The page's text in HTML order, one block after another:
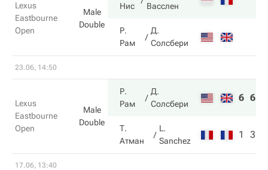
Lexus
Eastbourne
Open
Male
Double
Нис
Васслен
Р.
Рам
Д.
Солсбери
23.06, 14:50
Lexus
Eastbourne
Open
Male
Double
Р.
Рам
Д.
Солсбери
6 6
Т.
Атман
L.
Sanchez
1 3
17.06, 13:40